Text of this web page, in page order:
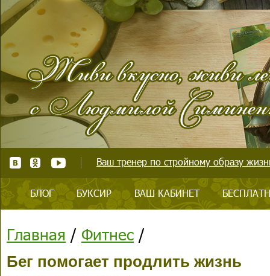
Ваш тренер по стройному образу
БЛОГ БУКСИР ВАШ КАБИНЕТ
Главная / Фитнес /
Бег помогает продлить жизнь